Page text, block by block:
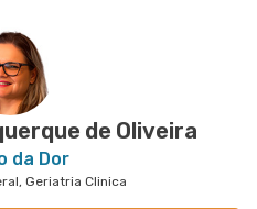
de Oliveira
da Dor
Geriatria Clinica